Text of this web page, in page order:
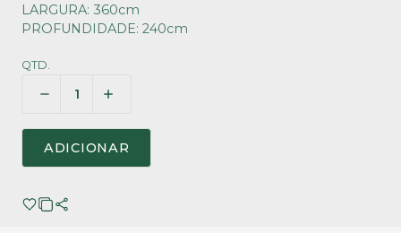
LARGURA: 360cm
PROFUNDIDADE: 240cm
QTD.
ADICIONAR